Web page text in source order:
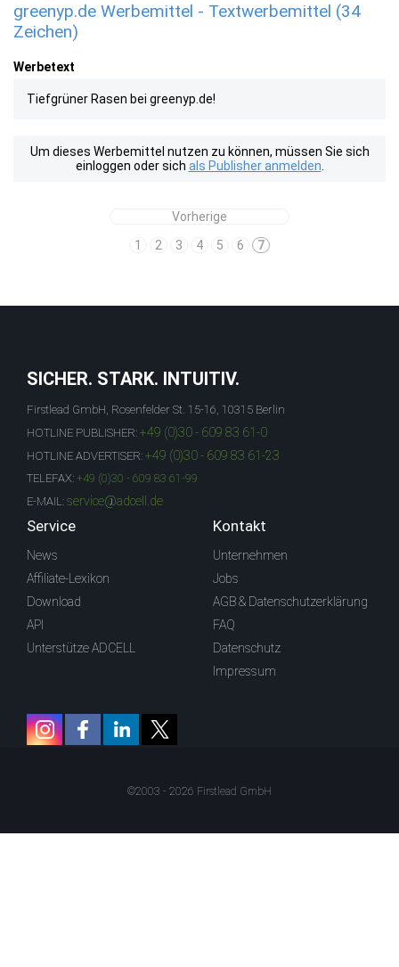
greenyp.de Werbemittel - Textwerbemittel (34
Zeichen)
Werbetext
Tiefgrüner Rasen bei greenyp.de!
Um dieses Werbemittel nutzen zu können, müssen Sie sich
einloggen oder sich als Publisher anmelden
Vorherige
1
2 3 4 5 6 7
SICHER. STARK. INTUITIV.
Firstlead GmbH, Rosenfelder St. 15-16, 10315 Berlin
HOTLINE PUBLISHER: +49 (0)30 - 609 83 61-0
HOTLINE ADVERTISER: +49 (0)30 - 609 83 61-23
TELEFAX: +49 (0)30 - 609 83 61-99
E-MAIL: service@adcell.de
Service
News
Affiliate-Lexikon
Download
API
Unterstütze ADCELL
Kontakt
Unternehmen
Jobs
AGB & Datenschutzerklärung
FAQ
Datenschutz
Impressum
©2003 - 2026 Firstlead GmbH